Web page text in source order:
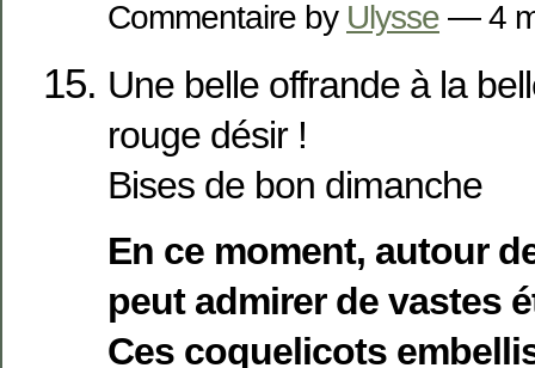
Commentaire by Ulysse — 4
Une belle offrande à la
rouge désir !
Bises de bon dimanche
En ce moment, autour
peut admirer de vastes
Ces coquelicots